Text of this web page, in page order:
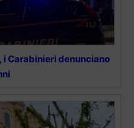
i Carabinieri denunciano